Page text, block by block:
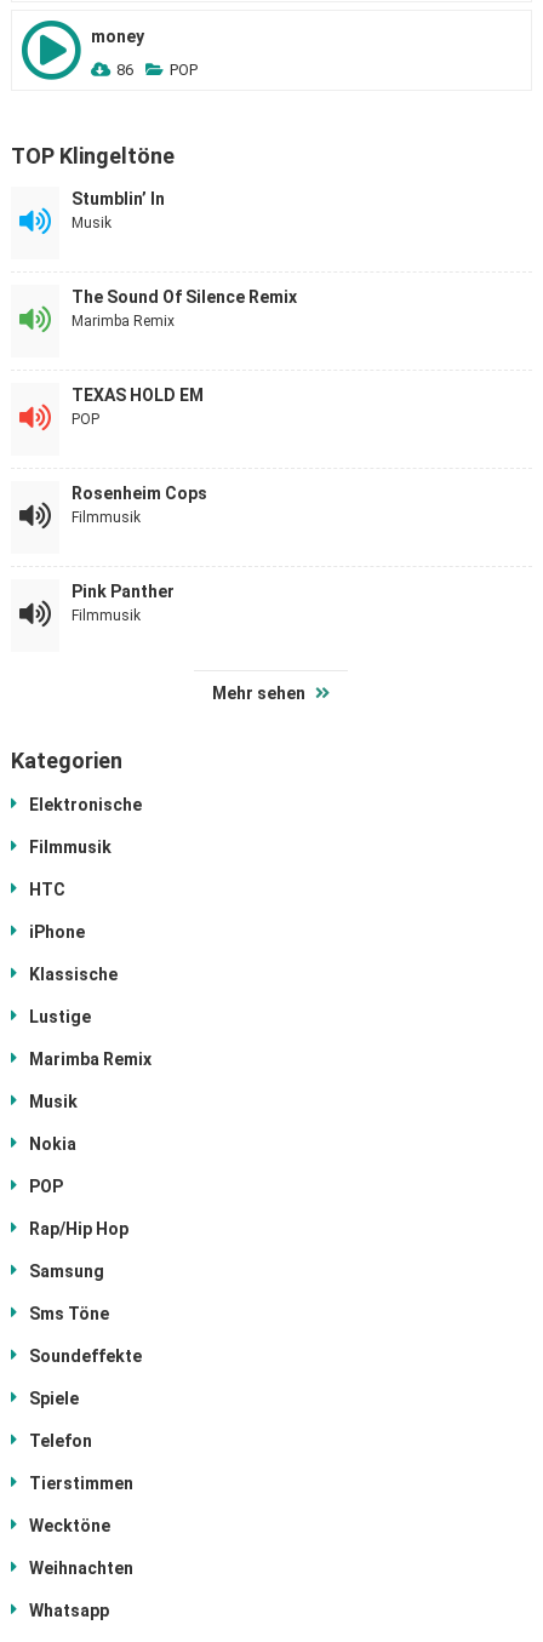
money
86 POP
TOP Klingeltöne
Stumblin’ In
Musik
The Sound Of Silence Remix
Marimba Remix
TEXAS HOLD EM
POP
Rosenheim Cops
Filmmusik
Pink Panther
Filmmusik
Mehr sehen
Kategorien
Elektronische
Filmmusik
HTC
iPhone
Klassische
Lustige
Marimba Remix
Musik
Nokia
POP
Rap/Hip Hop
Samsung
Sms Töne
Soundeffekte
Spiele
Telefon
Tierstimmen
Wecktöne
Weihnachten
Whatsapp